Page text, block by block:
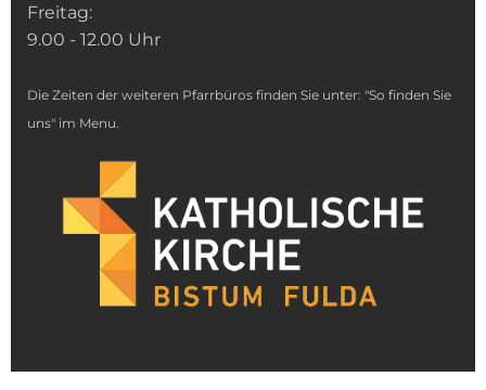
Freitag:
9.00 - 12.00 Uhr
Die Zeiten der weiteren Pfarrbüros finden Sie unter: "So finden Sie
uns" im Menu.